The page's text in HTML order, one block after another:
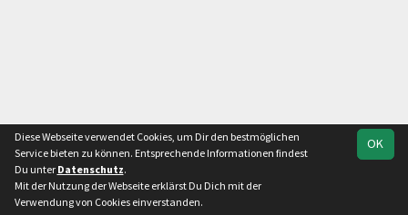
OK
Diese Webseite verwendet Cookies, um Dir den bestmöglichen
Service bieten zu können. Entsprechende Informationen findest
Du unter Datenschutz.
Mit der Nutzung der Webseite erklärst Du Dich mit der
Verwendung von Cookies einverstanden.